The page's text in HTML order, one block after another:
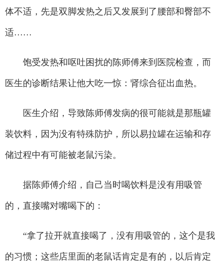
体不适，先是双脚发热之后又发展到了腰部和臀部不
适……
饱受发热和呕吐困扰的陈师傅来到医院检查，而
医生的诊断结果让他大吃一惊：肾综合征出血热。
医生介绍，导致陈师傅发病的很可能就是那瓶罐
装饮料，因为没有特殊防护，所以易拉罐在运输和存
储过程中有可能被老鼠污染。
据陈师傅介绍，自己当时喝饮料是没有用吸管
的，直接嘴对嘴喝下的：
“拿了拉开就直接喝了，没有用吸管的，这个是我
的习惯；这些店里面的老鼠话肯定是有的，以后肯定